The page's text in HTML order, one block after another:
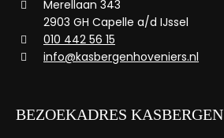
Merellaan 343
2903 GH Capelle a/d IJssel
010 442 56 15
info@kasbergenhoveniers.nl
BEZOEKADRES KASBERGEN